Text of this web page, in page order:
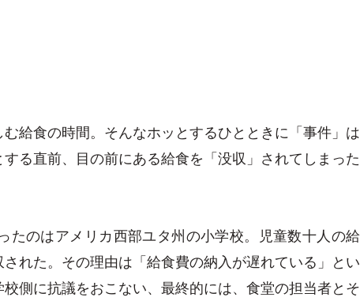
給食の時間。そんなホッとするひとときに「事件」は
る直前、目の前にある給食を「没収」されてしまった
たのはアメリカ西部ユタ州の小学校。児童数十人の給
れた。その理由は「給食費の納入が遅れている」とい
側に抗議をおこない、最終的には、食堂の担当者とそ